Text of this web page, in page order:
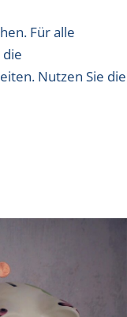
Für alle
Nutzen Sie die